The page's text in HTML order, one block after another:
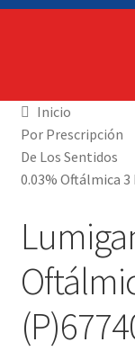
Inicio
Por Prescripción
De Los Sentidos
0.03% Oftálmica